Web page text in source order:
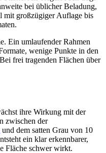
bei üblicher Beladung,
mit großzügiger Auflage bis
Ein umlaufender Rahmen
wenige Punkte in den
frei tragenden Flächen über
ihre Wirkung mit der
zwischen der
und dem satten Grau von 10
ein klar erkennbarer,
Fläche schwer wirkt.